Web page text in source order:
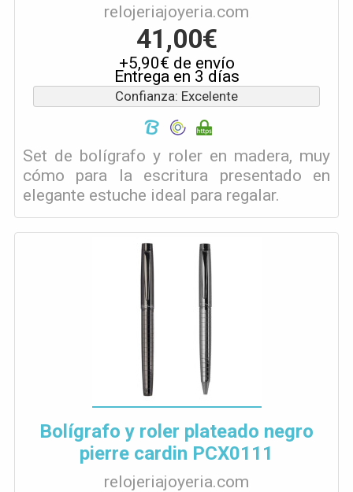
relojeriajoyeria.com
41,00€
+5,90€ de envío
Entrega en 3 días
Confianza: Excelente
Set de bolígrafo y roler en madera, muy
cómo para la escritura presentado en
elegante estuche ideal para regalar.
Bolígrafo y roler plateado negro
pierre cardin PCX0111
relojeriajoyeria.com